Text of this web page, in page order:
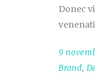
Donec
9
Brand,